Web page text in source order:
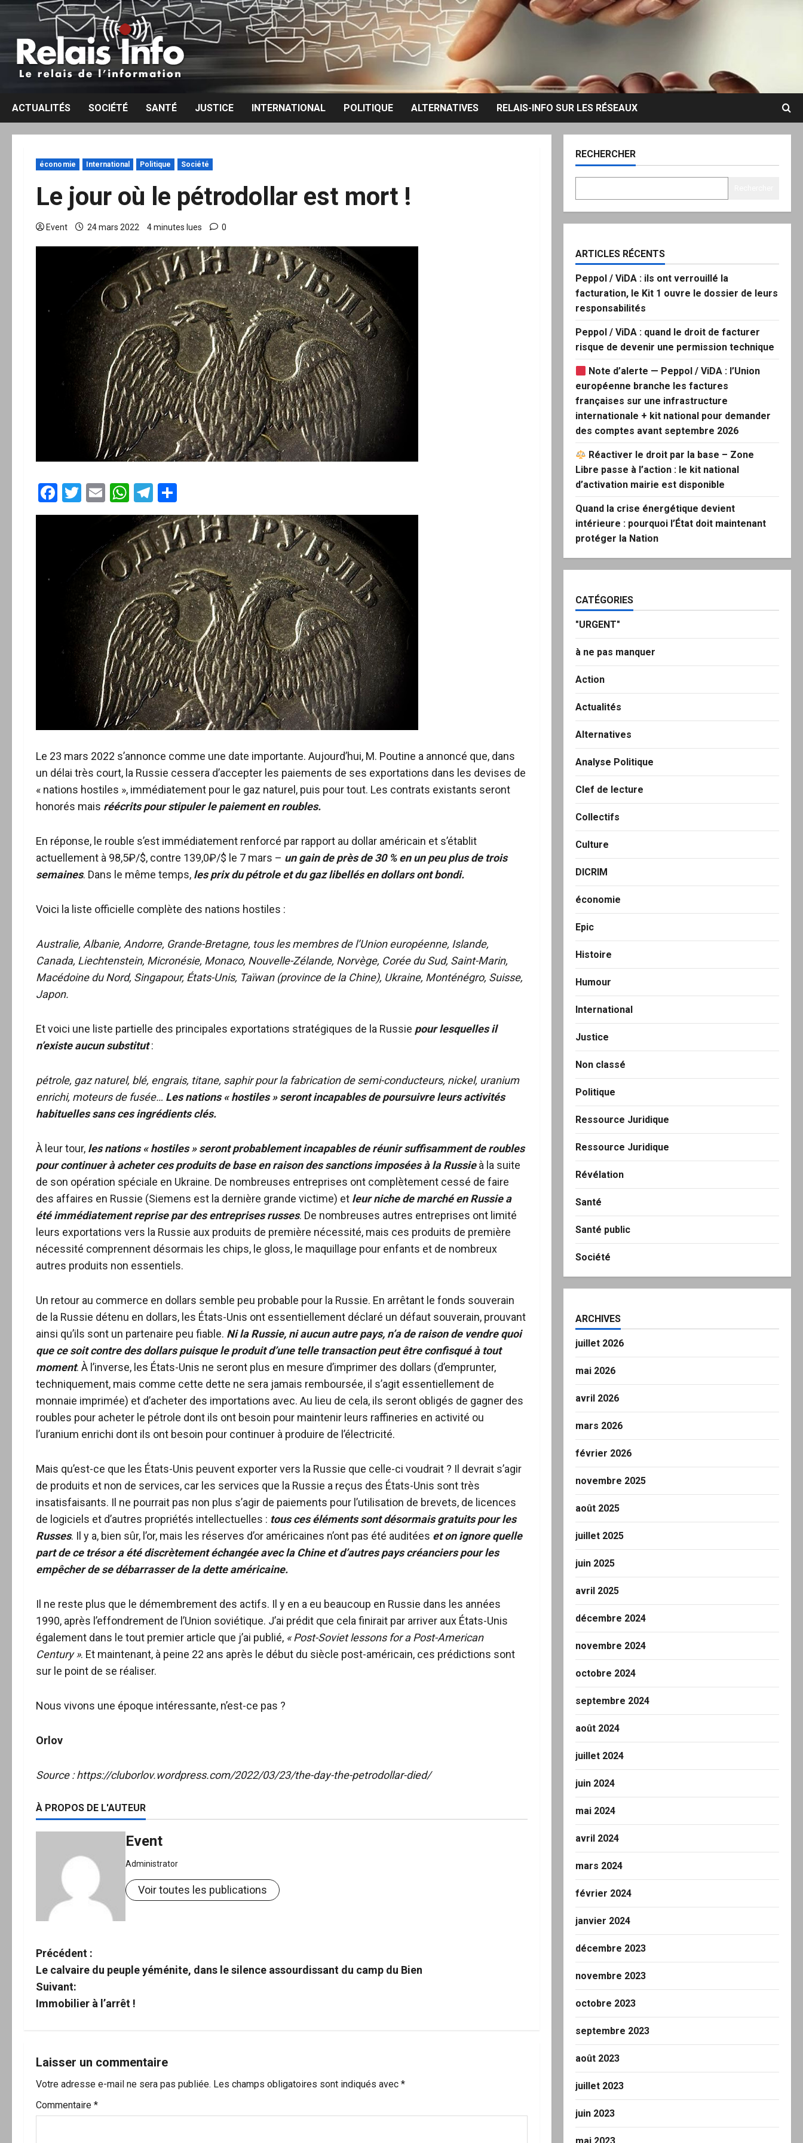
Aller
contenu
ACTUALITÉS SOCIÉTÉ SANTÉ JUSTICE INTERNATIONAL POLITIQUE ALTERNATIVES RELAIS-INFO SUR LES RÉSEAUX
économie International Politique Société
Le jour où le pétrodollar est mort !
Event 24 mars 2022 4 minutes lues 0
Facebook
Twitter
EmailWhatsApp
Telegram
Le 23 mars 2022 s’annonce comme une date importante. Aujourd’hui, M. Poutine a annoncé que, dans
un délai très court, la Russie cessera d’accepter les paiements de ses exportations dans les devises de
« nations hostiles », immédiatement pour le gaz naturel, puis pour tout. Les contrats existants seront
honorés mais réécrits pour stipuler le paiement en roubles.
En réponse, le rouble s’est immédiatement renforcé par rapport au dollar américain et s’établit
actuellement à 98,5₽/$, contre 139,0₽/$ le 7 mars – un gain de près de 30 % en un peu plus de trois
semaines. Dans le même temps, les prix du pétrole et du gaz libellés en dollars ont bondi.
Voici la liste officielle complète des nations hostiles :
Australie, Albanie, Andorre, Grande-Bretagne, tous les membres de l’Union européenne, Islande,
Canada, Liechtenstein, Micronésie, Monaco, Nouvelle-Zélande, Norvège, Corée du Sud, Saint-Marin,
Macédoine du Nord, Singapour, États-Unis, Taïwan (province de la Chine), Ukraine, Monténégro, Suisse,
Japon.
Et voici une liste partielle des principales exportations stratégiques de la Russie pour lesquelles il
n’existe aucun substitut:
pétrole, gaz naturel, blé, engrais, titane, saphir pour la fabrication de semi-conducteurs, nickel, uranium
enrichi, moteurs de fusée… Les nations « hostiles » seront incapables de poursuivre leurs activités
habituelles sans ces ingrédients clés.
À leur tour, les nations « hostiles » seront probablement incapables de réunir suffisamment de roubles
pour continuer à acheter ces produits de base en raison des sanctions imposées à la Russieà la suite
de son opération spéciale en Ukraine. De nombreuses entreprises ont complètement cessé de faire
des affaires en Russie (Siemens est la dernière grande victime) et leur niche de marché en Russie a
été immédiatement reprise par des entreprises russes. De nombreuses autres entreprises ont limité
leurs exportations vers la Russie aux produits de première nécessité, mais ces produits de première
nécessité comprennent désormais les chips, le gloss, le maquillage pour enfants et de nombreux
autres produits non essentiels.
Un retour au commerce en dollars semble peu probable pour la Russie. En arrêtant le fonds souverain
de la Russie détenu en dollars, les États-Unis ont essentiellement déclaré un défaut souverain, prouvant
ainsi qu’ils sont un partenaire peu fiable. Ni la Russie, ni aucun autre pays, n’a de raison de vendre quoi
que ce soit contre des dollarspuisque le produit d’une telle transaction peut être confisqué à tout
moment. À l’inverse, les États-Unis ne seront plus en mesure d’imprimer des dollars (d’emprunter,
techniquement, mais comme cette dette ne sera jamais remboursée, il s’agit essentiellement de
monnaie imprimée) et d’acheter des importations avec. Au lieu de cela, ils seront obligés de gagner des
roubles pour acheter le pétrole dont ils ont besoin pour maintenir leurs raffineries en activité ou
l’uranium enrichi dont ils ont besoin pour continuer à produire de l’électricité.
Mais qu’est-ce que les États-Unis peuvent exporter vers la Russie que celle-ci voudrait ? Il devrait s’agir
de produits et non de services, car les services que la Russie a reçus des États-Unis sont très
insatisfaisants. Il ne pourrait pas non plus s’agir de paiements pour l’utilisation de brevets, de licences
de logiciels et d’autres propriétés intellectuelles : tous ces éléments sont désormais gratuits pour les
Russes. Il y a, bien sûr, l’or, mais les réserves d’or américaines n’ont pas été auditées et on ignore quelle
part de ce trésor a été discrètement échangée avec la Chine et d’autres pays créanciers pour les
empêcher de se débarrasser de la dette américaine.
Il ne reste plus que le démembrement des actifs. Il y en a eu beaucoup en Russie dans les années
1990, après l’effondrement de l’Union soviétique. J’ai prédit que cela finirait par arriver aux États-Unis
également dans le tout premier article que j’ai publié, « Post-Soviet lessons for a Post-American
Century ». Et maintenant, à peine 22 ans après le début du siècle post-américain, ces prédictions sont
sur le point de se réaliser.
Nous vivons une époque intéressante, n’est-ce pas ?
Orlov
Source : https://cluborlov.wordpress.com/2022/03/23/the-day-the-petrodollar-died/
À PROPOS DE L'AUTEUR
Event
Administrator
Voir toutes les publications
N
a
v
g
a
t
Précédent :
Le calvaire du peuple yéménite, dans le silence assourdissant du camp du Bien
Suivant:
Immobilier à l’arrêt !
Laisser un commentaire
Votre adresse e-mail ne sera pas publiée. Les champs obligatoires sont indiqués avec *
Commentaire *
RECHERCHER
ARTICLES RÉCENTS
Peppol / ViDA : ils ont verrouillé la
facturation, le Kit 1 ouvre le dossier de leurs
responsabilités
Peppol / ViDA : quand le droit de facturer
risque de devenir une permission technique
Note d’alerte — Peppol / ViDA : l’Union
européenne branche les factures
françaises sur une infrastructure
internationale + kit national pour demander
des comptes avant septembre 2026
Réactiver le droit par la base – Zone
Libre passe à l’action : le kit national
d’activation mairie est disponible
Quand la crise énergétique devient
intérieure : pourquoi l’État doit maintenant
protéger la Nation
CATÉGORIES
"URGENT"
à ne pas manquer
Action
Actualités
Alternatives
Analyse Politique
Clef de lecture
Collectifs
Culture
DICRIM
économie
Epic
Histoire
Humour
International
Justice
Non classé
Politique
Ressource Juridique
Ressource Juridique
Révélation
Santé
Santé public
Société
ARCHIVES
juillet 2026
mai 2026
avril 2026
mars 2026
février 2026
novembre 2025
août 2025
juillet 2025
juin 2025
avril 2025
décembre 2024
novembre 2024
octobre 2024
septembre 2024
août 2024
juillet 2024
juin 2024
mai 2024
avril 2024
mars 2024
février 2024
janvier 2024
décembre 2023
novembre 2023
octobre 2023
septembre 2023
août 2023
juillet 2023
juin 2023